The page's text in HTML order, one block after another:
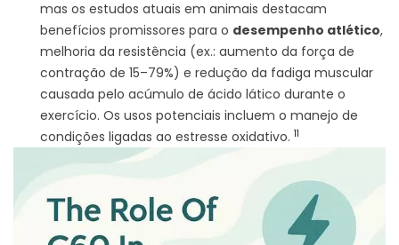
mas os estudos atuais em animais destacam
benefícios promissores para o desempenho atlético,
melhoria da resistência (ex.: aumento da força de
contração de 15–79%) e redução da fadiga muscular
causada pelo acúmulo de ácido lático durante o
exercício. Os usos potenciais incluem o manejo de
condições ligadas ao estresse oxidativo. 11